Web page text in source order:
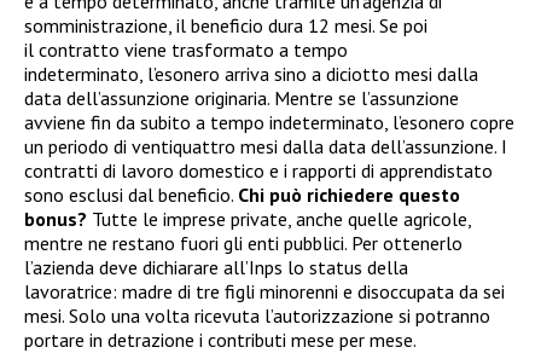
somministrazione, il beneficio dura 12 mesi. Se poi
il contratto viene trasformato a tempo
indeterminato, l’esonero arriva sino a diciotto mesi dalla
data dell’assunzione originaria. Mentre se l’assunzione
avviene fin da subito a tempo indeterminato, l’esonero copre
un periodo di ventiquattro mesi dalla data dell’assunzione. I
contratti di lavoro domestico e i rapporti di apprendistato
sono esclusi dal beneficio. Chi può richiedere questo
bonus? Tutte le imprese private, anche quelle agricole,
mentre ne restano fuori gli enti pubblici. Per ottenerlo
l’azienda deve dichiarare all’Inps lo status della
lavoratrice: madre di tre figli minorenni e disoccupata da sei
mesi. Solo una volta ricevuta l’autorizzazione si potranno
portare in detrazione i contributi mese per mese.